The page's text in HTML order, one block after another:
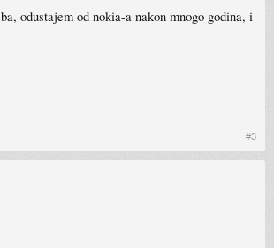
odustajem od nokia-a nakon mnogo godina, i
#3